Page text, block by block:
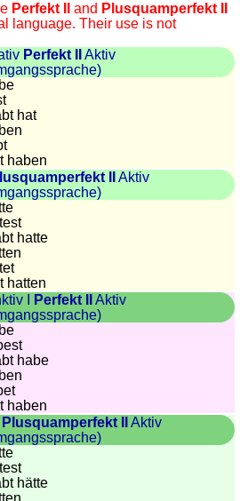
Perfekt II and Plusquamperfekt II
language. Their use is not
Perfekt II
Aktiv
hat
haben
II
Aktiv
hatte
hatten
I
Perfekt II
Aktiv
habe
haben
Plusquamperfekt II
Aktiv
hätte